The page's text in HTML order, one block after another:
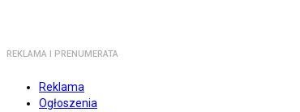
REKLAMA I PRENUMERATA
Reklama
Ogłoszenia